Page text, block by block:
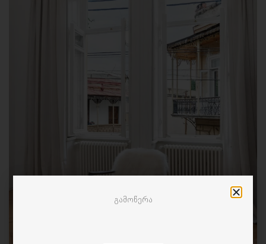
გამოწერა